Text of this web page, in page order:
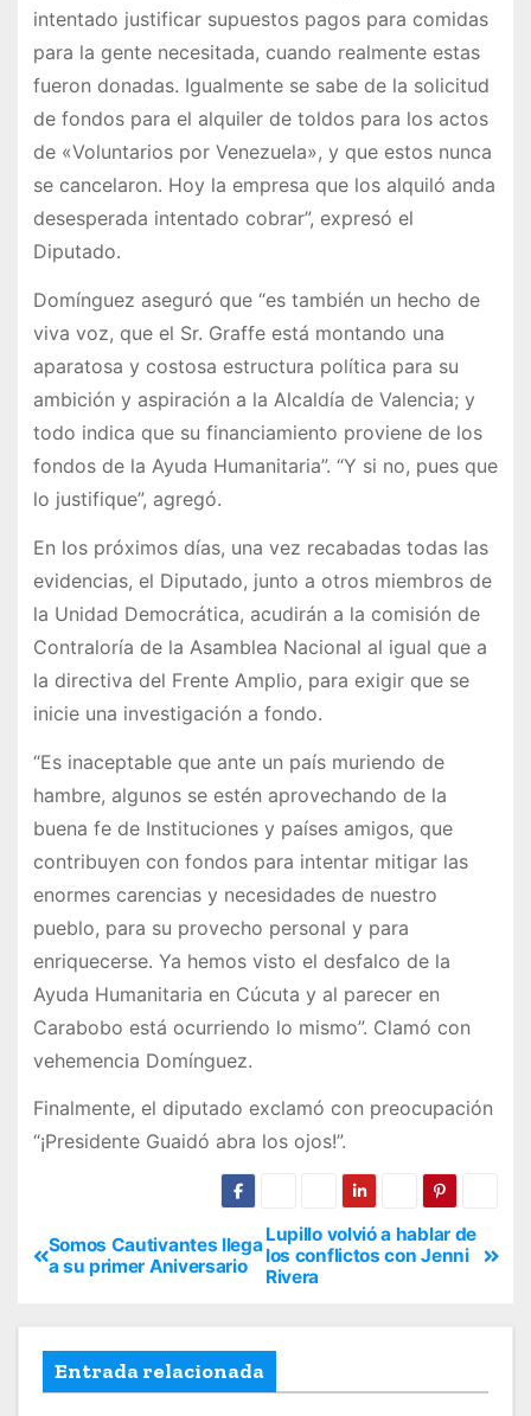
intentado justificar supuestos pagos para comidas
para la gente necesitada, cuando realmente estas
fueron donadas. Igualmente se sabe de la solicitud
de fondos para el alquiler de toldos para los actos
de «Voluntarios por Venezuela», y que estos nunca
se cancelaron. Hoy la empresa que los alquiló anda
desesperada intentado cobrar”, expresó el
Diputado.
Domínguez aseguró que “es también un hecho de
viva voz, que el Sr. Graffe está montando una
aparatosa y costosa estructura política para su
ambición y aspiración a la Alcaldía de Valencia; y
todo indica que su financiamiento proviene de los
fondos de la Ayuda Humanitaria”. “Y si no, pues que
lo justifique”, agregó.
En los próximos días, una vez recabadas todas las
evidencias, el Diputado, junto a otros miembros de
la Unidad Democrática, acudirán a la comisión de
Contraloría de la Asamblea Nacional al igual que a
la directiva del Frente Amplio, para exigir que se
inicie una investigación a fondo.
“Es inaceptable que ante un país muriendo de
hambre, algunos se estén aprovechando de la
buena fe de Instituciones y países amigos, que
contribuyen con fondos para intentar mitigar las
enormes carencias y necesidades de nuestro
pueblo, para su provecho personal y para
enriquecerse. Ya hemos visto el desfalco de la
Ayuda Humanitaria en Cúcuta y al parecer en
Carabobo está ocurriendo lo mismo”. Clamó con
vehemencia Domínguez.
Finalmente, el diputado exclamó con preocupación
“¡Presidente Guaidó abra los ojos!”.
Lupillo volvió a hablar de
los conflictos con Jenni
Rivera
Somos Cautivantes llega
a su primer Aniversario
Entrada relacionada